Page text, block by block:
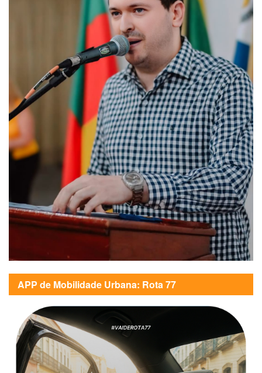
APP de Mobilidade Urbana: Rota 77